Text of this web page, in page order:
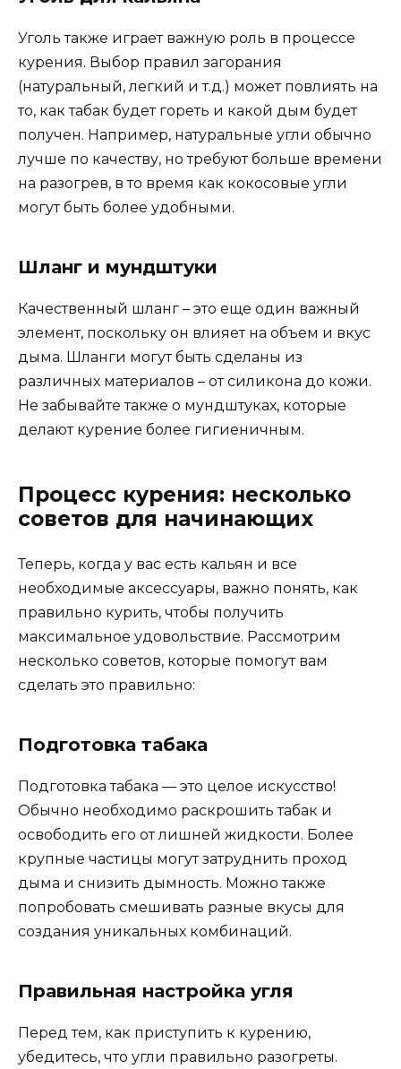
Уголь также играет важную роль в процессе
курения. Выбор правил загорания
(натуральный, легкий и т.д.) может повлиять на
то, как табак будет гореть и какой дым будет
получен. Например, натуральные угли обычно
лучше по качеству, но требуют больше времени
на разогрев, в то время как кокосовые угли
могут быть более удобными.
Шланг и мундштуки
Качественный шланг – это еще один важный
элемент, поскольку он влияет на объем и вкус
дыма. Шланги могут быть сделаны из
различных материалов – от силикона до кожи.
Не забывайте также о мундштуках, которые
делают курение более гигиеничным.
Процесс курения: несколько
советов для начинающих
Теперь, когда у вас есть кальян и все
необходимые аксессуары, важно понять, как
правильно курить, чтобы получить
максимальное удовольствие. Рассмотрим
несколько советов, которые помогут вам
сделать это правильно:
Подготовка табака
Подготовка табака — это целое искусство!
Обычно необходимо раскрошить табак и
освободить его от лишней жидкости. Более
крупные частицы могут затруднить проход
дыма и снизить дымность. Можно также
попробовать смешивать разные вкусы для
создания уникальных комбинаций.
Правильная настройка угля
Перед тем, как приступить к курению,
убедитесь, что угли правильно разогреты.